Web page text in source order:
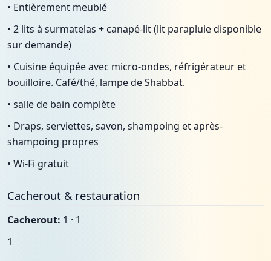
• Entièrement meublé
• 2 lits à surmatelas + canapé-lit (lit parapluie disponible
sur demande)
• Cuisine équipée avec micro-ondes, réfrigérateur et
bouilloire. Café/thé, lampe de Shabbat.
• salle de bain complète
• Draps, serviettes, savon, shampoing et après-
shampoing propres
• Wi-Fi gratuit
Cacherout & restauration
Cacherout: 1 · 1
1